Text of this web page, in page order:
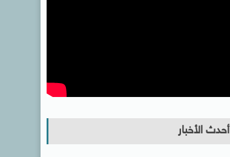
أحدث الأخبار